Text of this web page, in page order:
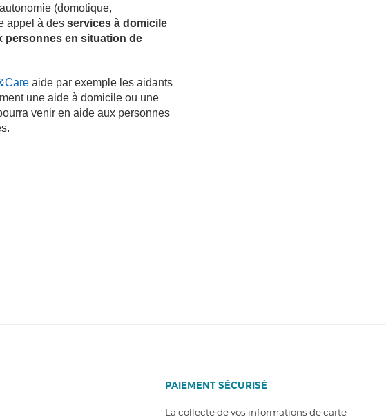
(domotique,
appel à des services à domicile
personnes en situation de
aide par exemple les aidants
une aide à domicile ou une
venir en aide aux personnes
PAIEMENT SÉCURISÉ
La collecte de vos informations de carte